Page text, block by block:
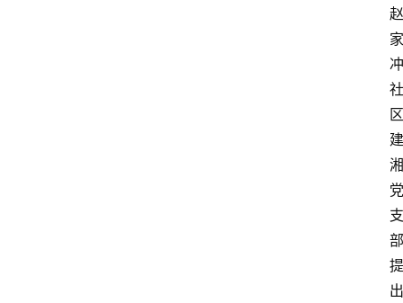
赵
家
冲
社
区
建
湘
党
支
部
提
出